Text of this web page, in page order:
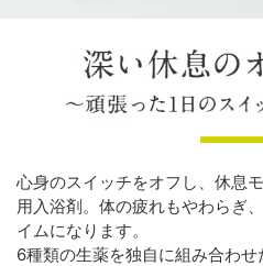
心身のスイッチをオフし、休息
用入浴剤。体の疲れもやわらぎ
イムになります。
6種類の生薬を独自に組み合わ